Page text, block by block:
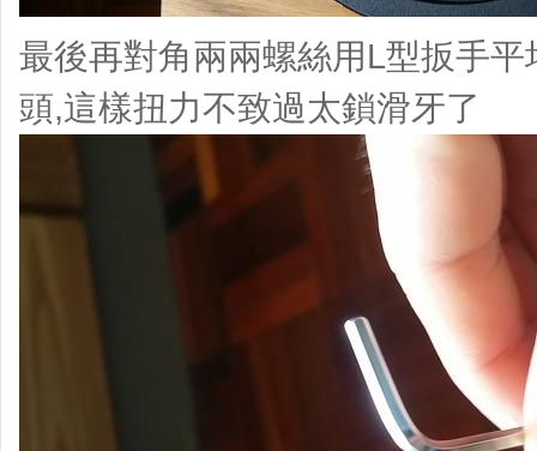
最後再對角兩兩螺絲用L型扳手
頭,這樣扭力不致過太鎖滑牙了